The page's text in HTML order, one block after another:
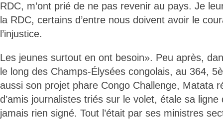
RDC, m’ont prié de ne pas revenir au pays. Je
la RDC, certains d’entre nous doivent avoir le
l’injustice.
Les jeunes surtout en ont besoin». Peu après,
le long des Champs-Élysées congolais, au 364,
aussi son projet phare Congo Challenge, Matata
d’amis journalistes triés sur le volet, étale sa ligne
jamais rien signé. Tout l’était par ses ministres